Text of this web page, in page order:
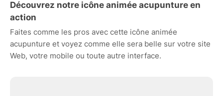
Découvrez notre icône animée acupunture en
action
Faites comme les pros avec cette icône animée
acupunture et voyez comme elle sera belle sur votre site
Web, votre mobile ou toute autre interface.